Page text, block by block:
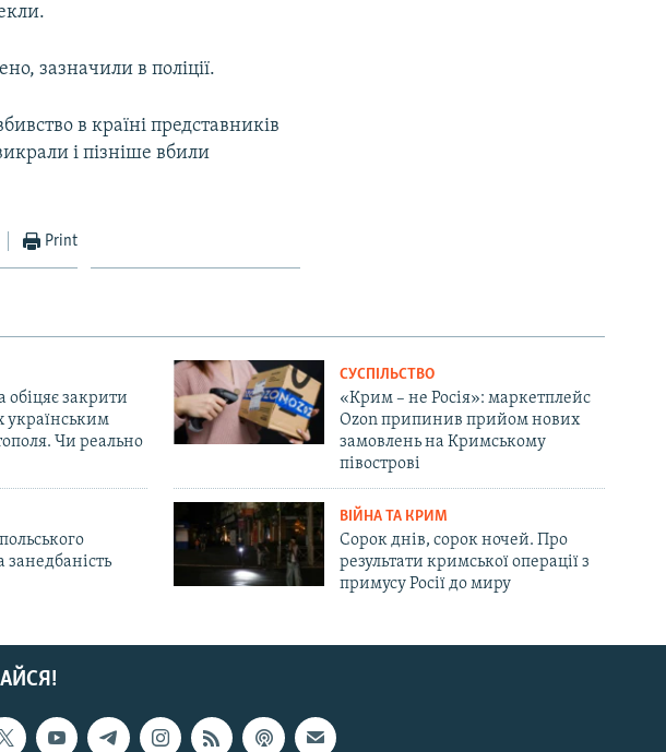
зазначили в поліції.
в країні представників
і пізніше вбили
Print
обіцяє закрити
українським
Чи реально
СУСПІЛЬСТВО
«Крим – не Росія»: маркетплейс
Ozon припинив прийом нових
замовлень на Кримському
півострові
занедбаність
ВІЙНА ТА КРИМ
Сорок днів, сорок ночей. Про
результати кримської операції з
примусу Росії до миру